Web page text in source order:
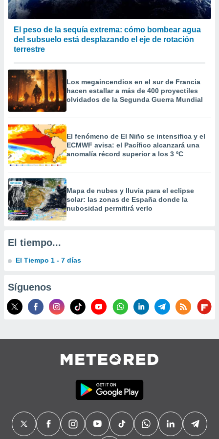
crear un
uso de
medir el
la
el
del
o a través
de
de
de
con el
de
El peso de la sequía extrema: cómo bombear agua
del subsuelo está desplazando el eje de rotación
terrestre
Los megaincendios en el sur de Francia
hacen estallar a más de 400 proyectiles
olvidados de la Segunda Guerra Mundial
El fenómeno de El Niño se intensifica y el
ECMWF avisa: el Pacífico alcanzará una
anomalía récord superior a los 3 ºC
Mapa de nubes y lluvia para el eclipse
solar: las zonas de España donde la
nubosidad permitirá verlo
El tiempo...
El Tiempo 1 - 7 días
Síguenos